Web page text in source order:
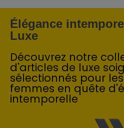
Élégance
Luxe
Découvrez notre
d'articles de luxe
sélectionnés pour
femmes en quête
intemporelle